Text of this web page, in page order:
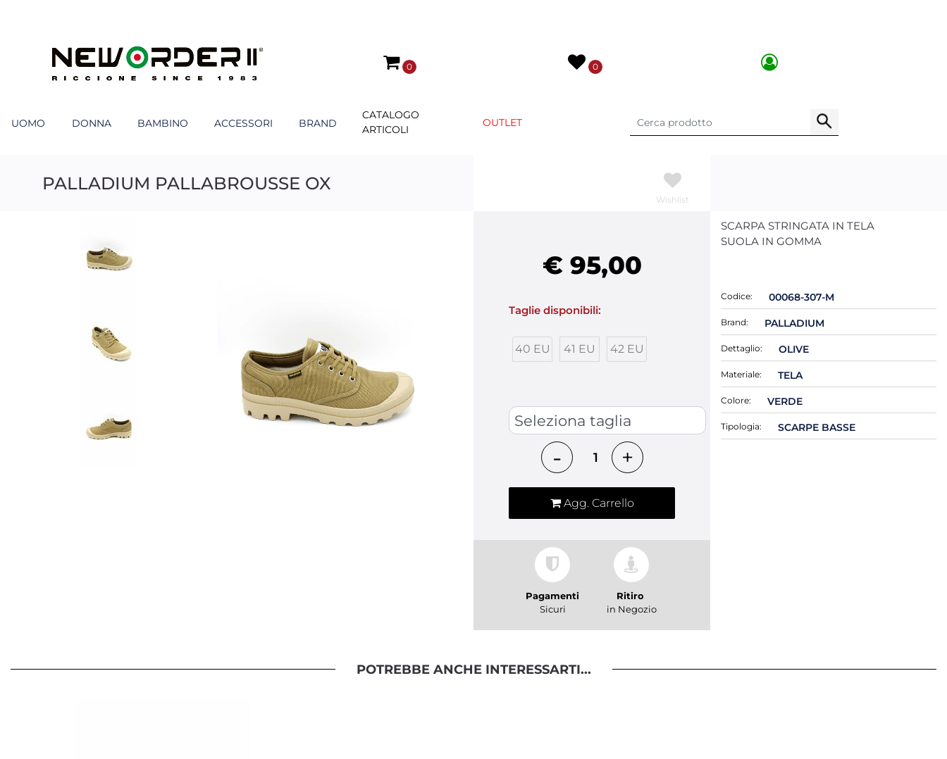
0 0
UOMO DONNA BAMBINO ACCESSORI BRAND
CATALOGO
ARTICOLI
OUTLET
PALLADIUM PALLABROUSSE OX
Wishlist
€ 95,00
Taglie disponibili:
40 EU 41 EU 42 EU
Quantità
Agg. Carrello
Pagamenti
Sicuri
Ritiro
in Negozio
SCARPA STRINGATA IN TELA
SUOLA IN GOMMA
Codice: 00068-307-M
Brand: PALLADIUM
Dettaglio: OLIVE
Materiale: TELA
Colore: VERDE
Tipologia: SCARPE BASSE
POTREBBE ANCHE INTERESSARTI...